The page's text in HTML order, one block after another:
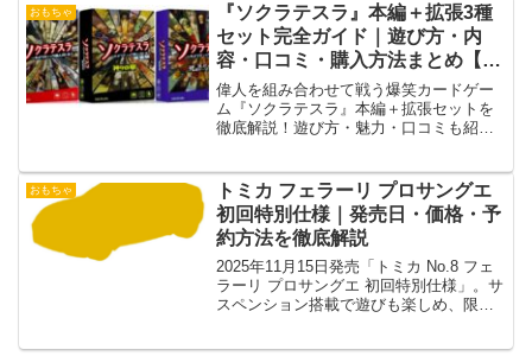
おもちゃ
『ソクラテスラ』本編＋拡張3種
セット完全ガイド｜遊び方・内
容・口コミ・購入方法まとめ【初
心者OK】
偉人を組み合わせて戦う爆笑カードゲー
ム『ソクラテスラ』本編＋拡張セットを
徹底解説！遊び方・魅力・口コミも紹
おもちゃ
トミカ フェラーリ プロサングエ
初回特別仕様｜発売日・価格・予
約方法を徹底解説
2025年11月15日発売「トミカ No.8 フェ
ラーリ プロサングエ 初回特別仕様」。サ
スペンション搭載で遊びも楽しめ、限定